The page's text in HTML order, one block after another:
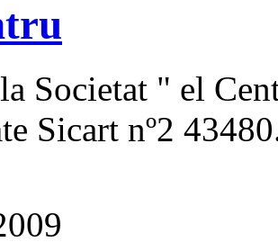
Societat " el
Sicart nº2